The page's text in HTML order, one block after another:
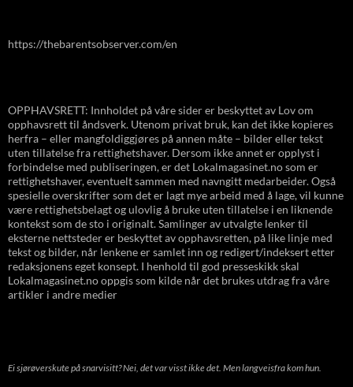
https://thebarentsobserver.com/en
OPPHAVSRETT: Innholdet på våre sider er beskyttet av Lov om
opphavsrett til åndsverk. Utenom privat bruk, kan det ikke kopieres
herfra – eller mangfoldiggjøres på annen måte – bilder eller tekst
uten tillatelse fra rettighetshaver. Dersom ikke annet er opplyst i
forbindelse med publiseringen, er det Lokalmagasinet.no som er
rettighetshaver, eventuelt sammen med navngitt medarbeider. Også
spesielle overskrifter som det er lagt mye arbeid med å lage, vil kunne
være rettighetsbelagt og ulovlig å bruke uten tillatelse i en liknende
kontekst som de sto i originalt. Samlinger av utvalgte lenker til
eksterne nettsteder er beskyttet av opphavsretten, på like linje med
tekst og bilder, når lenkene er samlet inn og redigert/indeksert etter
redaksjonens eget konsept. I henhold til god presseskikk skal
Lokalmagasinet.no oppgis som kilde når det brukes utdrag fra våre
artikler i andre medier
Ei sjørøverskute på snarvisitt? Nei, det var visst ikke det. Men langveisfra kom hun.